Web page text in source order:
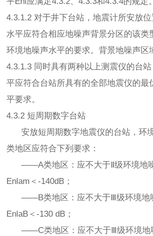
4.3.1.2 对于井下台站，地震计所安放
水平应符合相应地噪声背景分区的该类
环境地噪声水平的要求。背景地噪声区
4.3.1.3 同时具有两种以上测震仪的台
平应符合台站所具有的全部地震仪的最
平要求。
4.3.2 短周期数字台站
安放短周期数字地震仪的台站，环
类地区应符合下列要求：
——A类地区：应不大于Ⅱ级环境地
Enlam＜-140dB；
——B类地区：应不大于Ⅲ级环境地
EnlaB＜-130 dB；
——C类地区：应不大于Ⅲ级环境地